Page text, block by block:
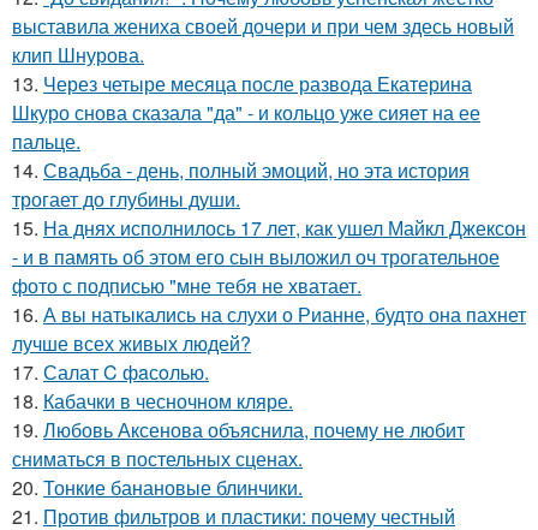
выставила жениха своей дочери и при чем здесь новый
клип Шнурова.
13. Через четыре месяца после развода Екатерина
Шкуро снова сказала "да" - и кольцо уже сияет на ее
пальце.
14. Свадьба - день, полный эмоций, но эта история
трогает до глубины души.
15. На днях исполнилось 17 лет, как ушел Майкл Джексон
- и в память об этом его сын выложил оч трогательное
фото с подписью "мне тебя не хватает.
16. А вы натыкались на слухи о Рианне, будто она пахнет
лучше всех живых людей?
17. Салат C фaсoлью.
18. Кабачки в чесночном кляре.
19. Любовь Аксенова объяснила, почему не любит
сниматься в постельных сценах.
20. Тонкие банановые блинчики.
21. Против фильтров и пластики: почему честный